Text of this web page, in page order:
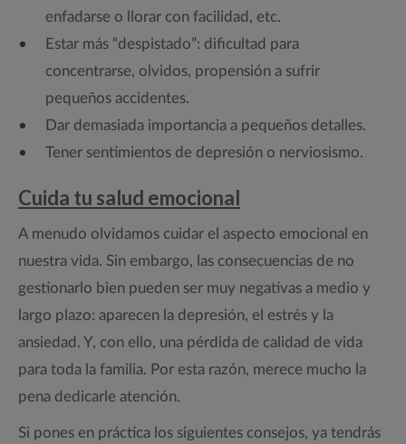
enfadarse o llorar con facilidad, etc.
Estar más “despistado”: dificultad para
concentrarse, olvidos, propensión a sufrir
pequeños accidentes.
Dar demasiada importancia a pequeños detalles.
Tener sentimientos de depresión o nerviosismo.
Cuida tu salud emocional
A menudo olvidamos cuidar el aspecto emocional en
nuestra vida. Sin embargo, las consecuencias de no
gestionarlo bien pueden ser muy negativas a medio y
largo plazo: aparecen la depresión, el estrés y la
ansiedad. Y, con ello, una pérdida de calidad de vida
para toda la familia. Por esta razón, merece mucho la
pena dedicarle atención.
Si pones en práctica los siguientes consejos, ya tendrás